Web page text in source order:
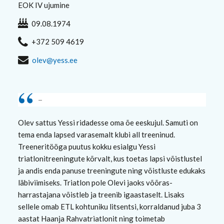
EOK IV ujumine
09.08.1974
+372 509 4619
olev@yess.ee
–
Olev sattus Yessi ridadesse oma õe eeskujul. Samuti on
tema enda lapsed varasemalt klubi all treeninud.
Treeneritööga puutus kokku esialgu Yessi
triatlonitreeningute kõrvalt, kus toetas lapsi võistlustel
ja andis enda panuse treeningute ning võistluste edukaks
läbiviimiseks. Triatlon pole Olevi jaoks võõras-
harrastajana võistleb ja treenib igaastaselt. Lisaks
sellele omab ETL kohtuniku litsentsi, korraldanud juba 3
aastat Haanja Rahvatriatlonit ning toimetab